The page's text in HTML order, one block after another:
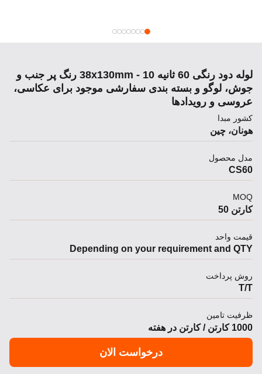
لوله دود رنگی 60 ثانیه 38x130mm - 10 رنگ پر جنب و
جوش، لوگو و بسته بندی سفارشی موجود برای عکاسی،
عروسی و رویدادها
کشور مبدا
هونان، چین
مدل محصول
CS60
MOQ
کارتن 50
قیمت واحد
Depending on your requirement and QTY
روش پرداخت
T/T
ظرفیت تامین
1000 کارتن / کارتن در هفته
درخواست الان